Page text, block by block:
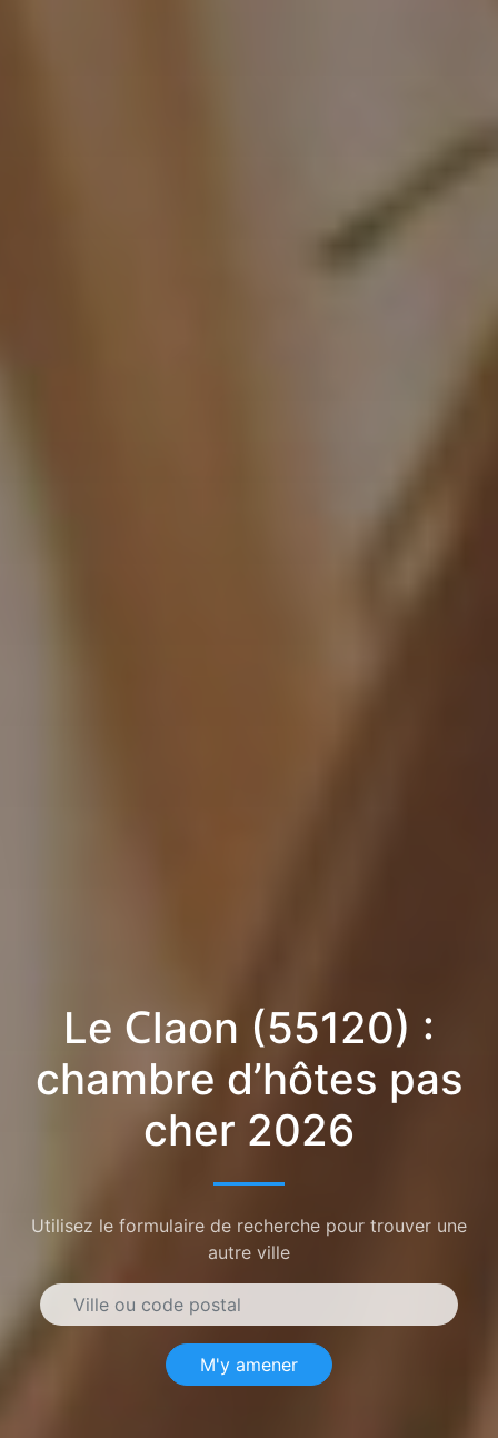
Le Claon (55120) :
chambre d’hôtes pas
cher 2026
Utilisez le formulaire de recherche pour trouver une
autre ville
M'y amener